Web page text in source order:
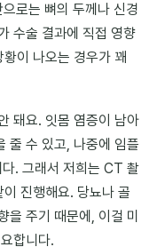
로는 뼈의 두께나 신경
수술 결과에 직접 영향
이 나오는 경우가 꽤
돼요. 잇몸 염증이 남아
줄 수 있고, 나중에 임플
. 그래서 저희는 CT 촬
진행해요. 당뇨나 골
을 주기 때문에, 이걸 미
합니다.